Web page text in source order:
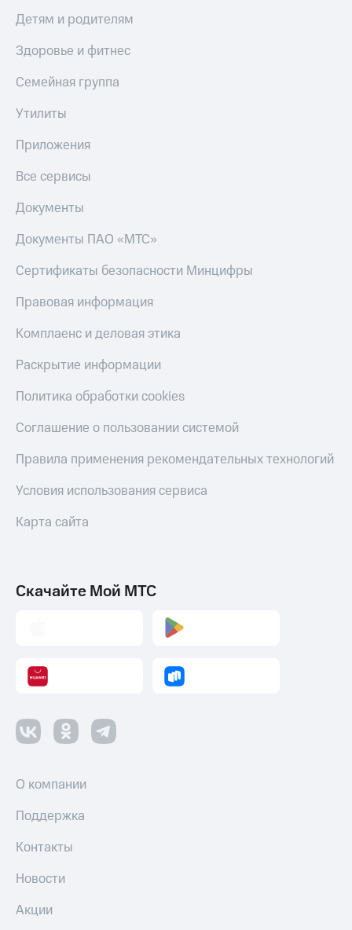
Детям и родителям
Здоровье и фитнес
Семейная группа
Утилиты
Приложения
Все сервисы
Документы
Документы ПАО «МТС»
Сертификаты безопасности Минцифры
Правовая информация
Комплаенс и деловая этика
Раскрытие информации
Политика обработки cookies
Соглашение о пользовании системой
Правила применения рекомендательных технологий
Условия использования сервиса
Карта сайта
Скачайте Мой МТС
О компании
Поддержка
Контакты
Новости
Акции